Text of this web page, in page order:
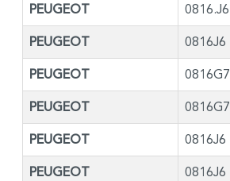
PEUGEOT 0816.J6
PEUGEOT 0816J6
PEUGEOT 0816G7
PEUGEOT 0816G7
PEUGEOT 0816J6
PEUGEOT 0816J6